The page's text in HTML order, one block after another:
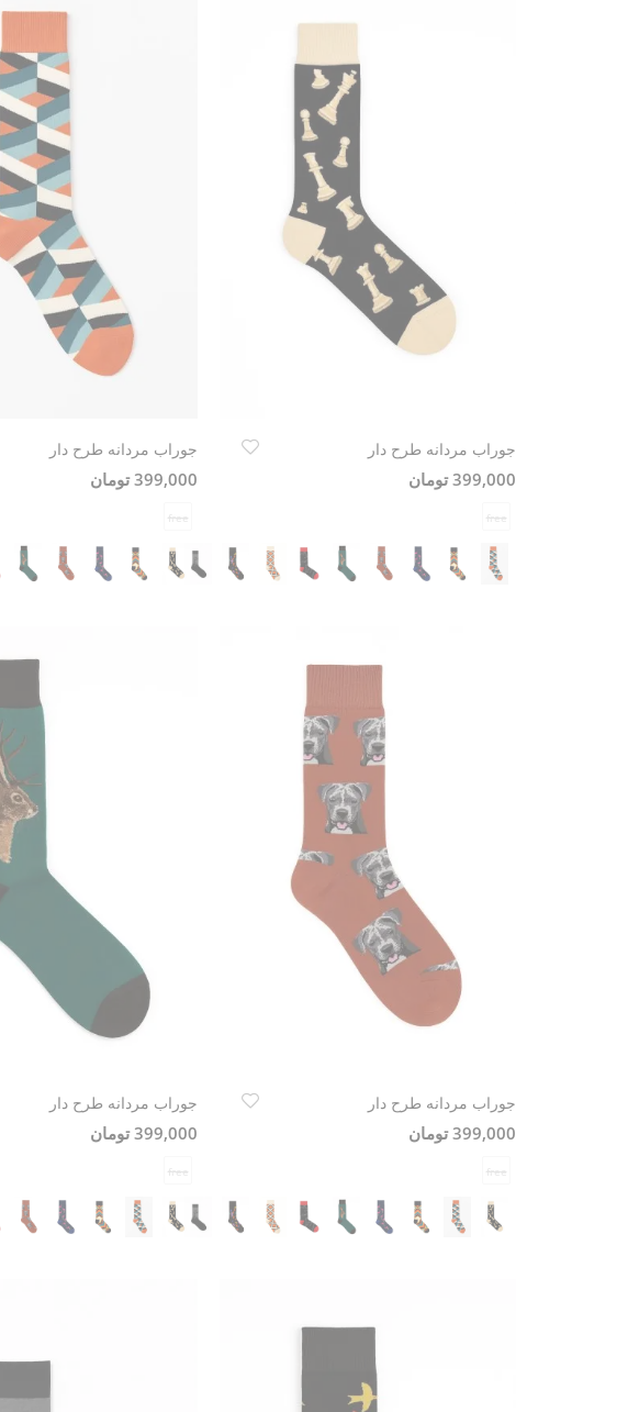
جوراب مردانه طرح دار
399,000 تومان
free
جوراب مردانه طرح دار
399,000 تومان
free
جوراب مردانه طرح دار
399,000 تومان
free
جوراب مردانه طرح دار
399,000 تومان
free